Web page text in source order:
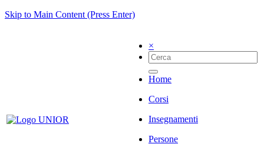
Skip to Main Content (Press Enter)
×
Home
Corsi
Insegnamenti
Persone